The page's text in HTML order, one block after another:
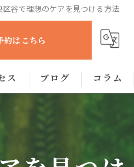
谷で理想のケアを見つける方法
約はこちら
ス ブログ コラム